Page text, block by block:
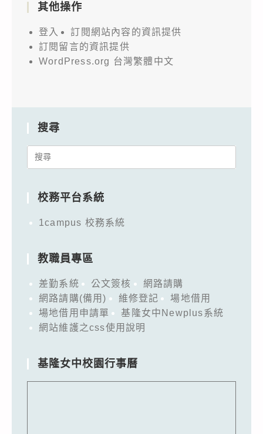
其他操作
登入
訂閱網站內容的資訊提供
訂閱留言的資訊提供
WordPress.org 台灣繁體中文
搜尋
Search
校務平台系統
1campus 校務系統
教職員專區
差勤系統 公文簽核
網路請購
網路請購(備用)
維修登記
場地借用
場地借用申請單
基隆女中Newplus系統
網站維護之css使用說明
基隆女中校園行事曆